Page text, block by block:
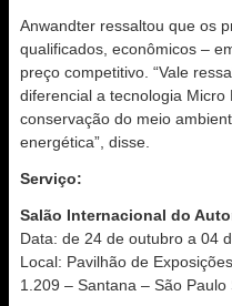
Anwandter ressaltou que os
qualificados, econômicos –
preço competitivo. “Vale
diferencial a tecnologia
conservação do meio
energética”, disse.
Serviço:
Salão Internacional do
Data: de 24 de outubro a 04
Local: Pavilhão de
1.209 – Santana – São Paulo